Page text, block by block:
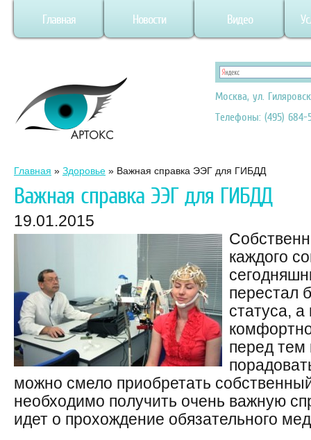
Главная Новости Видео
Москва, ул.
Телефоны: (495) 684-
Главная » Здоровье » Важная справка ЭЭГ для ГИБДД
Важная справка ЭЭГ для ГИБДД
19.01.2015
каждого
перестал
статуса,
перед тем
можно смело приобретать
необходимо получить очень важную
идет о прохождение обязательного